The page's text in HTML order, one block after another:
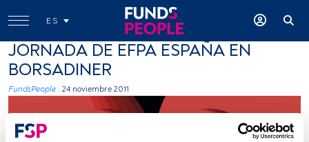
ES
JORNADA DE EFPA ESPAÑA EN
BORSADINER
FundsPeople . 24 noviembre 2011